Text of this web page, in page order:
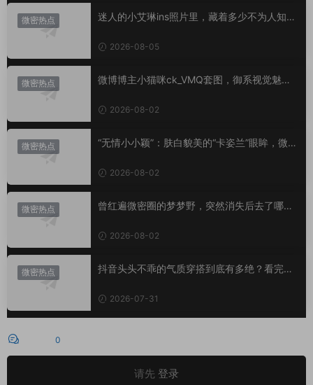
微密热点
迷人的小艾琳ins照片里，藏着多少不为人知的
2026-08-05
微密热点
微博博主小猫咪ck_VMQ套图，御系视觉魅力
2026-08-02
微密热点
“无情小小颖”：肤白貌美的“卡姿兰”眼眸，微密
2026-08-02
微密热点
曾红遍微密圈的梦梦野，突然消失后去了哪
2026-08-02
微密热点
抖音头头不乖的气质穿搭到底有多绝？看完想
2026-07-31
0
请先 登录